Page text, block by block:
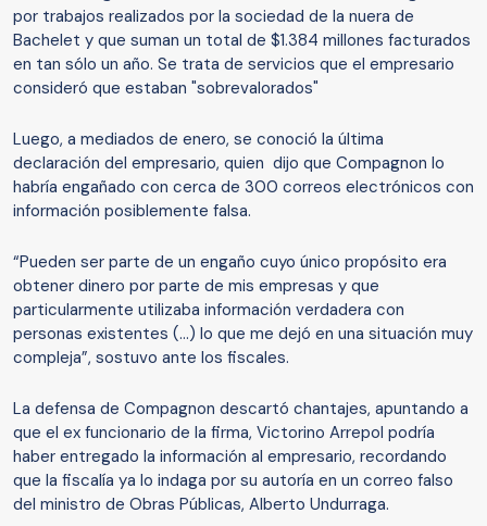
por trabajos realizados por la sociedad de la nuera de
Bachelet y que suman un total de $1.384 millones facturados
en tan sólo un año. Se trata de servicios que el empresario
consideró que estaban "sobrevalorados"
Luego, a mediados de enero, se conoció la última
declaración del empresario, quien dijo que Compagnon lo
habría engañado con cerca de 300 correos electrónicos con
información posiblemente falsa.
“Pueden ser parte de un engaño cuyo único propósito era
obtener dinero por parte de mis empresas y que
particularmente utilizaba información verdadera con
personas existentes (…) lo que me dejó en una situación muy
compleja”, sostuvo ante los fiscales.
La defensa de Compagnon descartó chantajes, apuntando a
que el ex funcionario de la firma, Victorino Arrepol podría
haber entregado la información al empresario, recordando
que la fiscalía ya lo indaga por su autoría en un correo falso
del ministro de Obras Públicas, Alberto Undurraga.